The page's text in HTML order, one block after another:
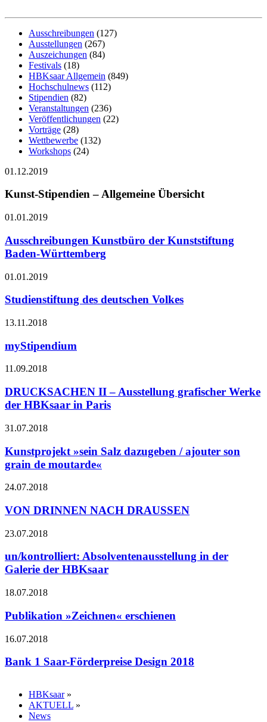
Ausschreibungen (127)
Ausstellungen (267)
Auszeichungen (84)
Festivals (18)
HBKsaar Allgemein (849)
Hochschulnews (112)
Stipendien (82)
Veranstaltungen (236)
Veröffentlichungen (22)
Vorträge (28)
Wettbewerbe (132)
Workshops (24)
01.12.2019
Kunst-Stipendien – Allgemeine Übersicht
01.01.2019
Ausschreibungen Kunstbüro der Kunststiftung
Baden-Württemberg
01.01.2019
Studienstiftung des deutschen Volkes
13.11.2018
myStipendium
11.09.2018
DRUCKSACHEN II – Ausstellung grafischer Werke
der HBKsaar in Paris
31.07.2018
Kunstprojekt »sein Salz dazugeben / ajouter son
grain de moutarde«
24.07.2018
VON DRINNEN NACH DRAUSSEN
23.07.2018
un/kontrolliert: Absolventenausstellung in der
Galerie der HBKsaar
18.07.2018
Publikation »Zeichnen« erschienen
16.07.2018
Bank 1 Saar-Förderpreise Design 2018
HBKsaar»
AKTUELL »
News